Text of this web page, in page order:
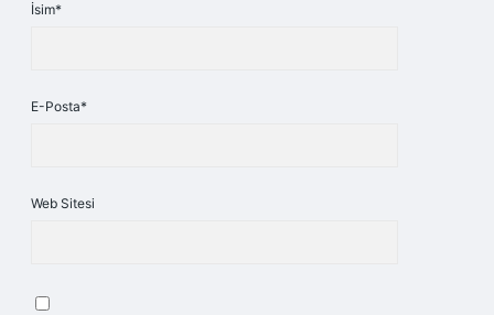
İsim*
E-Posta*
Web Sitesi